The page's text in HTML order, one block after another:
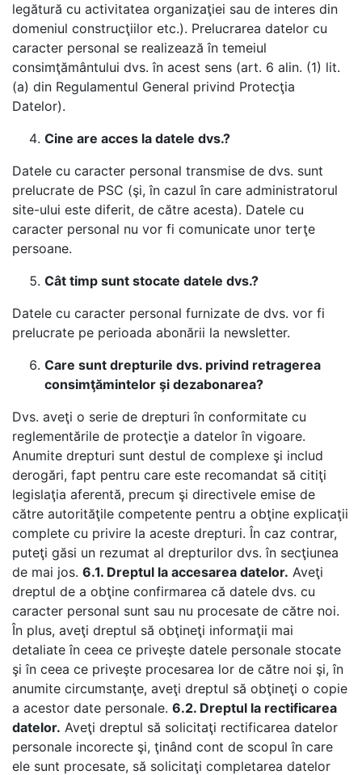
legătură cu activitatea organizaţiei sau de interes din
domeniul construcţiilor etc.). Prelucrarea datelor cu
caracter personal se realizează în temeiul
consimţământului dvs. în acest sens (art. 6 alin. (1) lit.
(a) din Regulamentul General privind Protecţia
Datelor).
Cine are acces la datele dvs.?
Datele cu caracter personal transmise de dvs. sunt
prelucrate de PSC (şi, în cazul în care administratorul
site-ului este diferit, de către acesta). Datele cu
caracter personal nu vor fi comunicate unor terţe
persoane.
Cât timp sunt stocate datele dvs.?
Datele cu caracter personal furnizate de dvs. vor fi
prelucrate pe perioada abonării la newsletter.
Care sunt drepturile dvs. privind retragerea
consimţămintelor şi dezabonarea?
Dvs. aveţi o serie de drepturi în conformitate cu
reglementările de protecţie a datelor în vigoare.
Anumite drepturi sunt destul de complexe şi includ
derogări, fapt pentru care este recomandat să citiţi
legislaţia aferentă, precum şi directivele emise de
către autorităţile competente pentru a obţine explicaţii
complete cu privire la aceste drepturi. În caz contrar,
puteţi găsi un rezumat al drepturilor dvs. în secţiunea
de mai jos. 6.1. Dreptul la accesarea datelor. Aveţi
dreptul de a obţine confirmarea că datele dvs. cu
caracter personal sunt sau nu procesate de către noi.
În plus, aveţi dreptul să obţineţi informaţii mai
detaliate în ceea ce priveşte datele personale stocate
şi în ceea ce priveşte procesarea lor de către noi şi, în
anumite circumstanţe, aveţi dreptul să obţineţi o copie
a acestor date personale. 6.2. Dreptul la rectificarea
datelor. Aveţi dreptul să solicitaţi rectificarea datelor
personale incorecte şi, ţinând cont de scopul în care
ele sunt procesate, să solicitaţi completarea datelor